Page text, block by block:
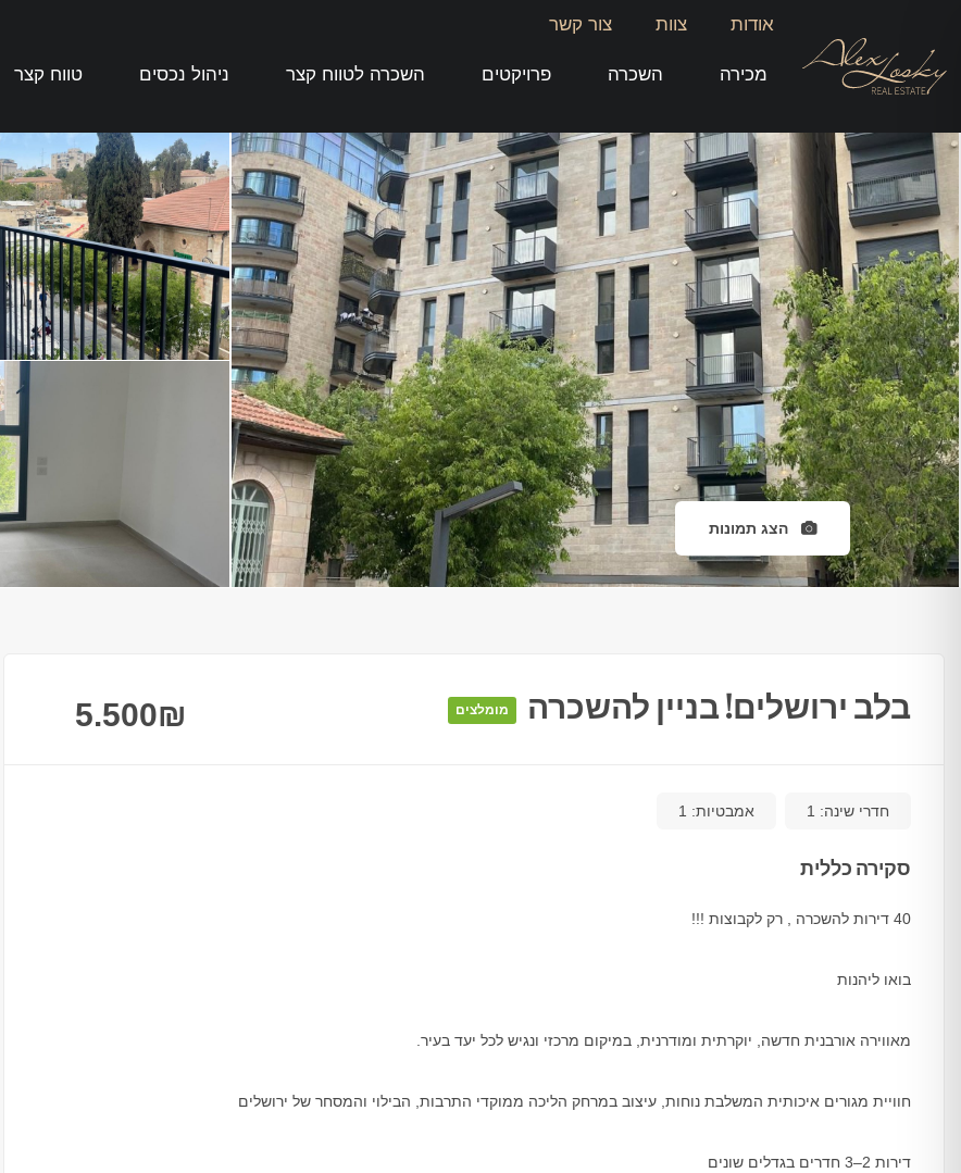
אודות צוות צור קשר
מכירה השכרה פרויקטים השכרה לטווח קצר ניהול נכסים טווח קצר
הצג תמונות
בלב ירושלים! בניין להשכרה מומלצים 5.500₪
חדרי שינה: 1 אמבטיות: 1
סקירה כללית
40 דירות להשכרה , רק לקבוצות !!!
בואו ליהנות
מאווירה אורבנית חדשה, יוקרתית ומודרנית, במיקום מרכזי ונגיש לכל יעד בעיר.
חוויית מגורים איכותית המשלבת נוחות, עיצוב במרחק הליכה ממוקדי התרבות, הבילוי והמסחר של ירושלים
דירות 2–3 חדרים בגדלים שונים